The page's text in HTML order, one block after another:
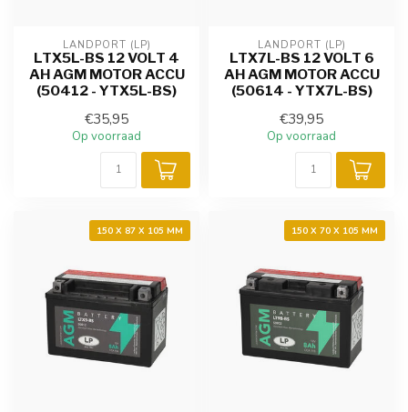
LANDPORT (LP)
LTX5L-BS 12 VOLT 4
AH AGM MOTOR ACCU
(50412 - YTX5L-BS)
€35,95
Op voorraad
LANDPORT (LP)
LTX7L-BS 12 VOLT 6
AH AGM MOTOR ACCU
(50614 - YTX7L-BS)
€39,95
Op voorraad
150 X 87 X 105 MM 150 X 70 X 105 MM